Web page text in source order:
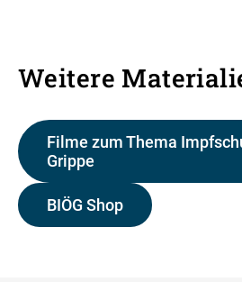
Weitere
Filme zum Thema
Grippe
BIÖG Shop